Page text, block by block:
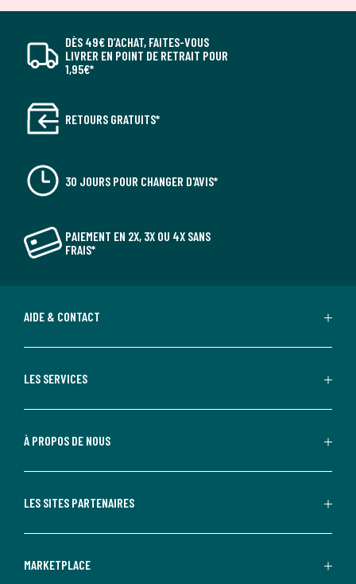
DÈS 49€ D’ACHAT, FAITES-VOUS
LIVRER EN POINT DE RETRAIT POUR
1,95€*
RETOURS GRATUITS*
30 JOURS POUR CHANGER D'AVIS*
PAIEMENT EN 2X, 3X OU 4X SANS
FRAIS*
AIDE & CONTACT
LES SERVICES
À PROPOS DE NOUS
LES SITES PARTENAIRES
MARKETPLACE